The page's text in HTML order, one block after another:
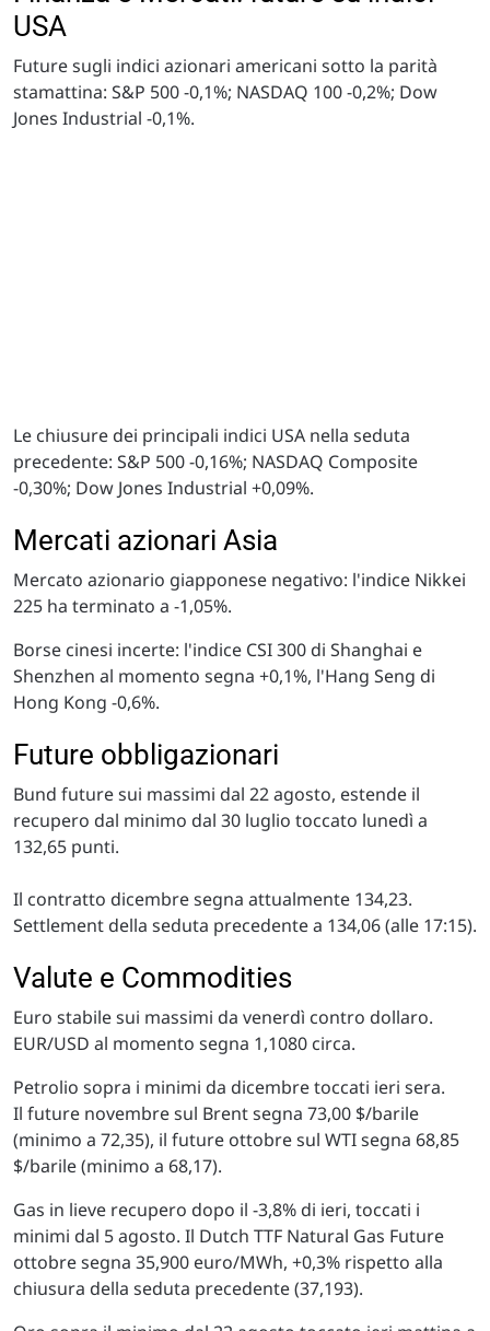
USA
Future sugli indici azionari americani sotto la parità
stamattina: S&P 500 -0,1%; NASDAQ 100 -0,2%; Dow
Jones Industrial -0,1%.
Le chiusure dei principali indici USA nella seduta
precedente: S&P 500 -0,16%; NASDAQ Composite
-0,30%; Dow Jones Industrial +0,09%.
Mercati azionari Asia
Mercato azionario giapponese negativo: l'indice Nikkei
225 ha terminato a -1,05%.
Borse cinesi incerte: l'indice CSI 300 di Shanghai e
Shenzhen al momento segna +0,1%, l'Hang Seng di
Hong Kong -0,6%.
Future obbligazionari
Bund future sui massimi dal 22 agosto, estende il
recupero dal minimo dal 30 luglio toccato lunedì a
132,65 punti.
Il contratto dicembre segna attualmente 134,23.
Settlement della seduta precedente a 134,06 (alle 17:15).
Valute e Commodities
Euro stabile sui massimi da venerdì contro dollaro.
EUR/USD al momento segna 1,1080 circa.
Petrolio sopra i minimi da dicembre toccati ieri sera.
Il future novembre sul Brent segna 73,00 $/barile
(minimo a 72,35), il future ottobre sul WTI segna 68,85
$/barile (minimo a 68,17).
Gas in lieve recupero dopo il -3,8% di ieri, toccati i
minimi dal 5 agosto. Il Dutch TTF Natural Gas Future
ottobre segna 35,900 euro/MWh, +0,3% rispetto alla
chiusura della seduta precedente (37,193).